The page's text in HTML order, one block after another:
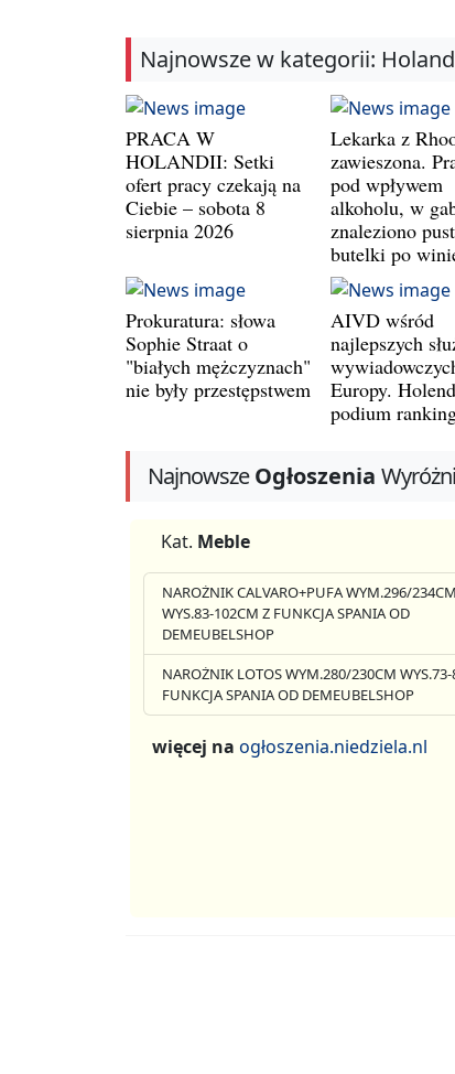
Najnowsze w kategorii:
PRACA W
HOLANDII: Setki
ofert pracy czekają na
Ciebie – sobota 8
sierpnia 2026
Lekarka z
zawieszona.
pod wpływem
alkoholu, w
znaleziono
butelki po
Prokuratura: słowa
Sophie Straat o
"białych mężczyznach"
nie były przestępstwem
AIVD wśród
najlepszych
Europy.
podium
NajnowszeOgłoszenia
Kat. Meble
NAROŻNIK CALVARO+PUFA WYM.296/234CM
WYS.83-102CM Z FUNKCJA SPANIA OD
DEMEUBELSHOP
NAROŻNIK LOTOS WYM.280/230CM
FUNKCJA SPANIA OD DEMEUBELSHOP
więcej na ogłoszenia.niedziela.nl